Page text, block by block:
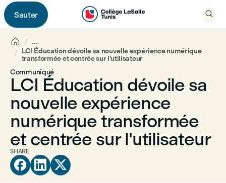
Sauter
 
 ...
LCI Éducation dévoile sa nouvelle expérience numérique
transformée et centrée sur l'utilisateur
Communiqué
LCI Éducation dévoile sa
nouvelle expérience
numérique transformée
et centrée sur l'utilisateur
SHARE
  